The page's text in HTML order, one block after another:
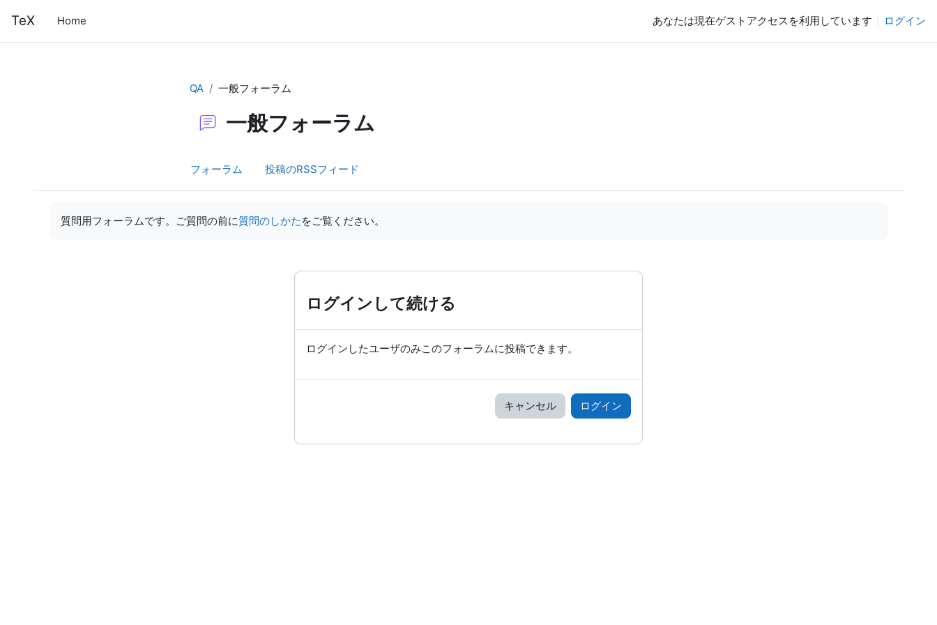
TeX Home あなたは現在ゲストアクセスを利用しています ログイン
QA 一般フォーラム
一般フォーラム
フォーラム 投稿のRSSフィード
質問用フォーラムです。ご質問の前に質問のしかた をご覧ください。
ログインして続ける
ログインしたユーザのみこのフォーラムに投稿できます。
キャンセル ログイン